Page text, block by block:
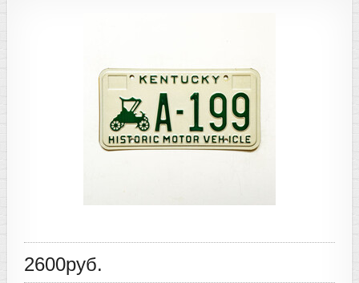
2600руб.